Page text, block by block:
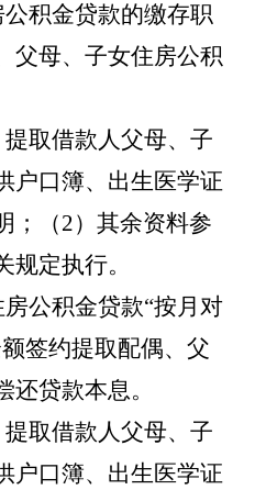
积金贷款的缴存职
父母、子女住房公积
提取借款人父母、子
户口簿、出生医学证
；（2）其余资料参
规定执行。
公积金贷款“按月对
签约提取配偶、父
贷款本息。
提取借款人父母、子
户口簿、出生医学证